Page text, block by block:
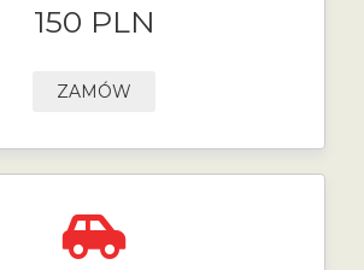
150 PLN
ZAMÓW